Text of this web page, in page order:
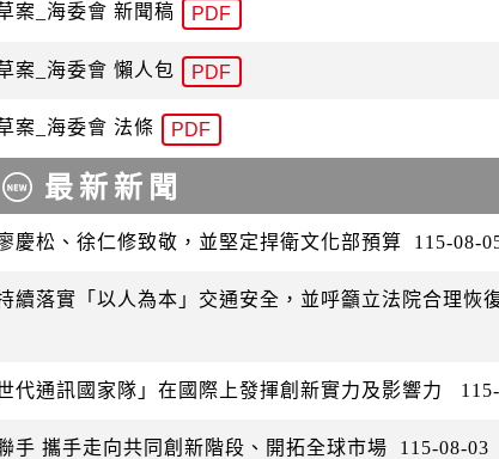
案_海委會 新聞稿 PDF
案_海委會 懶人包 PDF
案_海委會 法條 PDF
最新新聞
慶松、徐仁修致敬，並堅定捍衛文化部預算 115-08-
續落實「以人為本」交通安全，並呼籲立法院合理恢
代通訊國家隊」在國際上發揮創新實力及影響力
手 攜手走向共同創新階段、開拓全球市場 115-08-03